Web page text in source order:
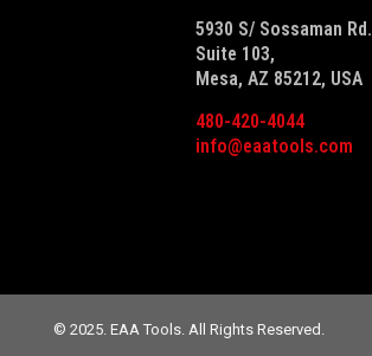
5930 S/ Sossaman Rd.
Suite 103,
Mesa, AZ 85212, USA
480-420-4044
info@eaatools.com
© 2025. EAA Tools. All Rights Reserved.